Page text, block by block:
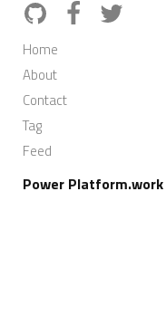
Home
About
Contact
Tag
Feed
Power Platform.work